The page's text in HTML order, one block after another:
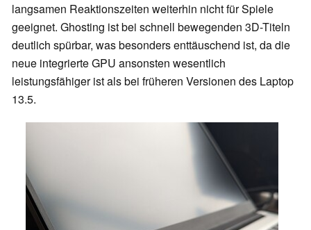
langsamen Reaktionszeiten weiterhin nicht für Spiele
geeignet. Ghosting ist bei schnell bewegenden 3D-Titeln
deutlich spürbar, was besonders enttäuschend ist, da die
neue integrierte GPU ansonsten wesentlich
leistungsfähiger ist als bei früheren Versionen des Laptop
13.5.